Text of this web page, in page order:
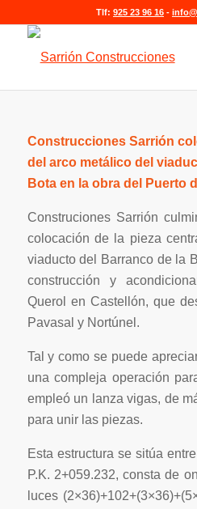
Tlf: 925 23 96 16-
Construcciones Sarrión
del arco metálico del
Bota en la obra del Puerto
Construciones Sarrión
colocación de la pieza
viaducto del Barranco de la
construcción y
Querol en Castellón, que
Pavasal y Nortúnel.
Tal y como se puede
una compleja operación
empleó un lanza vigas, de
para unir las piezas.
Esta estructura se sitúa
P.K. 2+059.232, consta de
luces